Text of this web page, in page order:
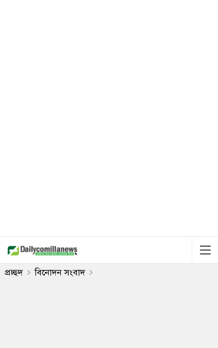
প্রচ্ছদ বিনোদন সংবাদ